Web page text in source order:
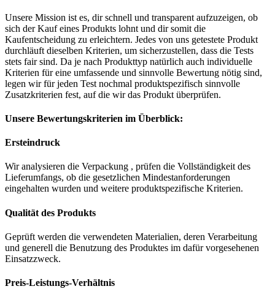
Unsere Mission ist es, dir schnell und transparent aufzuzeigen, ob
sich der Kauf eines Produkts lohnt und dir somit die
Kaufentscheidung zu erleichtern. Jedes von uns getestete Produkt
durchläuft dieselben Kriterien, um sicherzustellen, dass die Tests
stets fair sind. Da je nach Produkttyp natürlich auch individuelle
Kriterien für eine umfassende und sinnvolle Bewertung nötig sind,
legen wir für jeden Test nochmal produktspezifisch sinnvolle
Zusatzkriterien fest, auf die wir das Produkt überprüfen.
Unsere Bewertungskriterien im Überblick:
Ersteindruck
Wir analysieren die Verpackung , prüfen die Vollständigkeit des
Lieferumfangs, ob die gesetzlichen Mindestanforderungen
eingehalten wurden und weitere produktspezifische Kriterien.
Qualität des Produkts
Geprüft werden die verwendeten Materialien, deren Verarbeitung
und generell die Benutzung des Produktes im dafür vorgesehenen
Einsatzzweck.
Preis-Leistungs-Verhältnis